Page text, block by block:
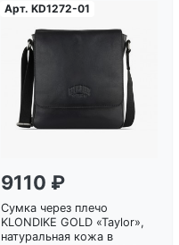
Арт. KD1272-01
Загрузка...
9110 ₽
Сумка через плечо
KLONDIKE GOLD «Taylor»,
натуральная кожа в